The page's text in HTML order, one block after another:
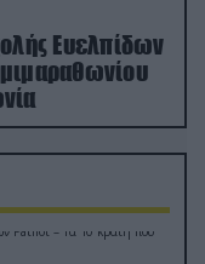
Ευελπίδων